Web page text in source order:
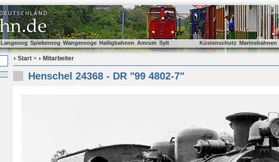
Langeoog Spiekeroog Wangerooge Halligbahnen Amrum Sylt Küstenschutz Marinebahnen
Start > Mitarbeiter
Henschel 24368 - DR "99 4802-7"